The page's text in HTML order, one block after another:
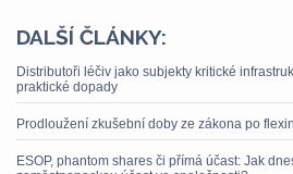
DALŠÍ ČLÁNKY:
Distributoři léčiv jako subjekty kritické
praktické dopady
Prodloužení zkušební doby ze zákona po
ESOP, phantom shares či přímá účast: Jak